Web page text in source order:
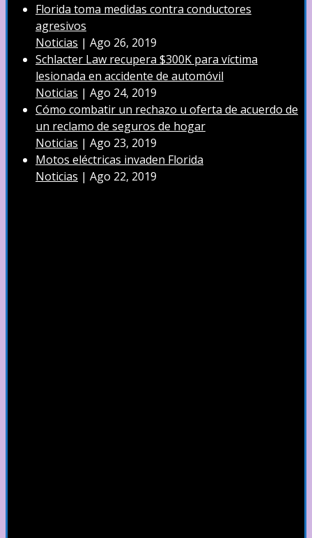
Florida toma medidas contra conductores
agresivos
Noticias | Ago 26, 2019
Schlacter Law recupera $300K para víctima
lesionada en accidente de automóvil
Noticias | Ago 24, 2019
Cómo combatir un rechazo u oferta de acuerdo de
un reclamo de seguros de hogar
Noticias | Ago 23, 2019
Motos eléctricas invaden Florida
Noticias | Ago 22, 2019